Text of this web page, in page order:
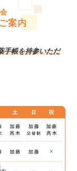
案内
手帳を持参いただ